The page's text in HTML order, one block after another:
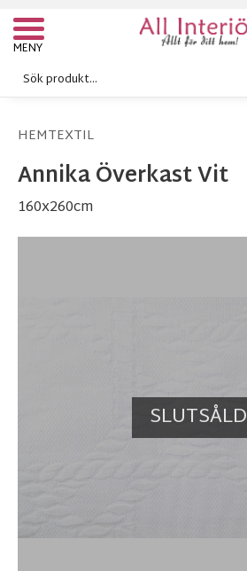
Meny
HEMTEXTIL
Annika Överkast Vit
160x260cm
SLUTSÅLD